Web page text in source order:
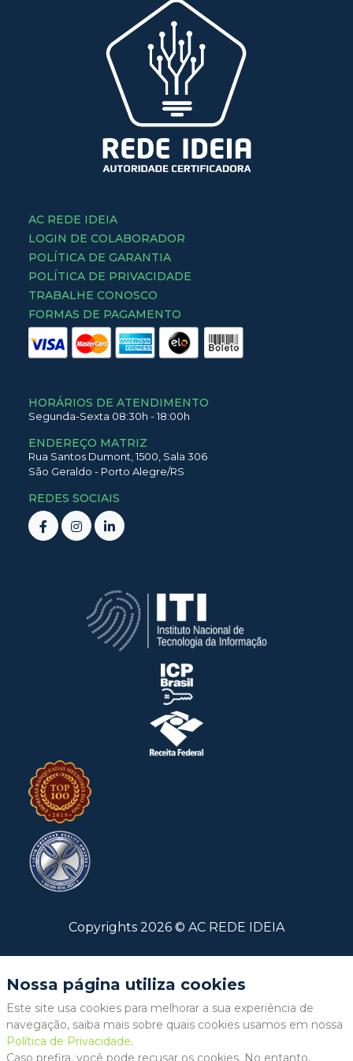
AC REDE IDEIA
LOGIN DE COLABORADOR
POLÍTICA DE GARANTIA
POLÍTICA DE PRIVACIDADE
TRABALHE CONOSCO
FORMAS DE PAGAMENTO
HORÁRIOS DE ATENDIMENTO
Segunda-Sexta 08:30h - 18:00h
ENDEREÇO MATRIZ
Rua Santos Dumont,1500, Sala 306
São Geraldo - Porto Alegre/RS
REDES SOCIAIS
Copyrights 2026 © AC REDE IDEIA
Nossa página utiliza cookies
Este site usa cookies para melhorar a sua experiência de
navegação, saiba mais sobre quais cookies usamos em nossa
Política de Privacidade.
Caso prefira, você pode recusar os cookies. No entanto,